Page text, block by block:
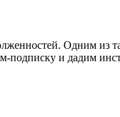
Одним из
подписку и дадим